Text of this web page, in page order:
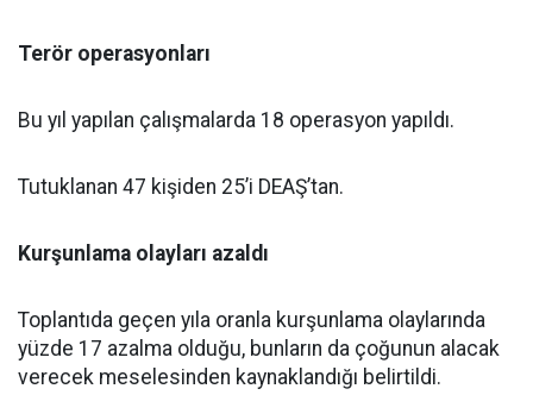
Terör operasyonları
Bu yıl yapılan çalışmalarda 18 operasyon yapıldı.
Tutuklanan 47 kişiden 25’i DEAŞ’tan.
Kurşunlama olayları azaldı
Toplantıda geçen yıla oranla kurşunlama olaylarında
yüzde 17 azalma olduğu, bunların da çoğunun alacak
verecek meselesinden kaynaklandığı belirtildi.